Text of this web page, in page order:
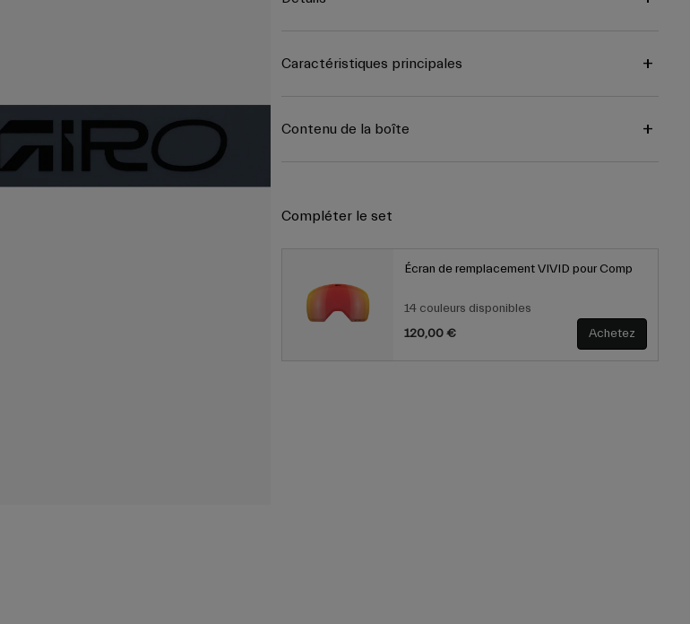
Caractéristiques principales
Contenu de la boîte
Compléter le set
Écran de remplacement VIVID pour Comp
14 couleurs disponibles
120,00 €
Achetez